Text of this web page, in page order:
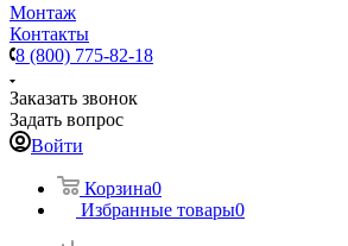
Монтаж
Контакты
8 (800) 775-82-18
Заказать звонок
Задать вопрос
Войти
Корзина0
Избранные товары0